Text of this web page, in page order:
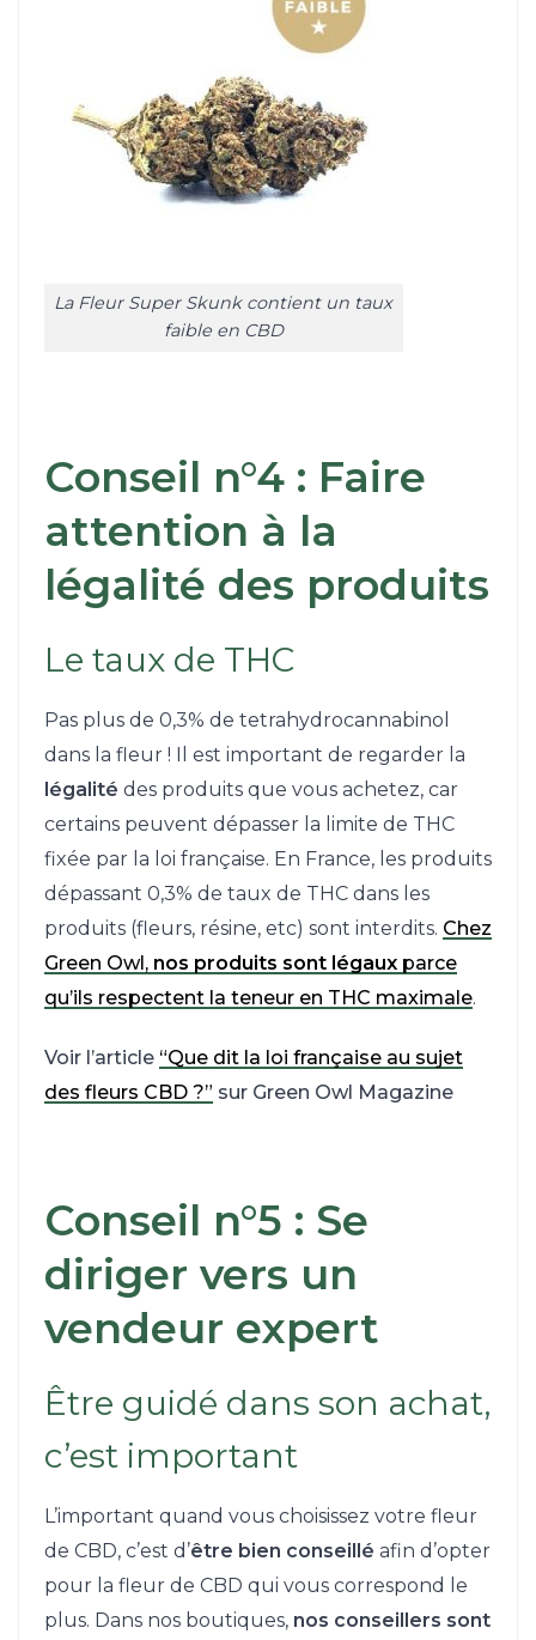
La Fleur Super Skunk contient un taux
faible en CBD
Conseil n°4 : Faire
attention à la
légalité des produits
Le taux de THC
Pas plus de 0,3% de tetrahydrocannabinol
dans la fleur ! Il est important de regarder la
légalité des produits que vous achetez, car
certains peuvent dépasser la limite de THC
fixée par la loi française. En France, les produits
dépassant 0,3% de taux de THC dans les
produits (fleurs, résine, etc) sont interdits. Chez
Green Owl, nos produits sont légauxparce
qu’ils respectent la teneur en THC maximale.
Voir l’article “Que dit la loi française au sujet
des fleurs CBD ?” sur Green Owl Magazine
Conseil n°5 : Se
diriger vers un
vendeur expert
Être guidé dans son achat,
c’est important
L’important quand vous choisissez votre fleur
de CBD, c’est d’être bien conseillé afin d’opter
pour la fleur de CBD qui vous correspond le
plus. Dans nos boutiques, nos conseillers sont